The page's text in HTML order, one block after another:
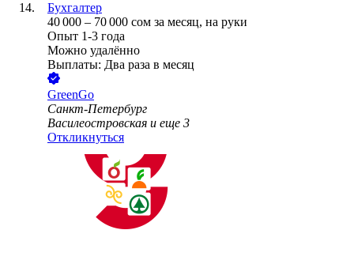
Бухгалтер
40 000 – 70 000 сом за месяц, на руки
Опыт 1-3 года
Можно удалённо
Выплаты: Два раза в месяц
GreenGo
Санкт-Петербург
Василеостровская и еще 3
Откликнуться